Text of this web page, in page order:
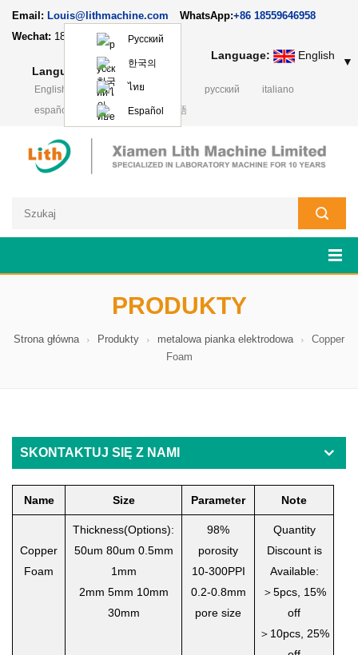
Email: Louis@lithmachine.com WhatsApp:+86 18559646958
Wechat: 18659217588
Language: English ▼
Language: English
Русский
한국의
ไทย
Español
English français русский
italiano
español
português 日本語
PRODUKTY
Strona główna Produkty metalowa pianka elektrodowa
Copper
Foam
SKONTAKTUJ SIĘ Z NAMI
Name Size Parameter Note
Copper
Foam
Thickness(Options):
50um 80um 0.5mm
1mm
2mm 5mm 10mm
30mm
98%
porosity
10-300PPI
0.2-0.8mm
pore size
Quantity
Discount is
Available:
＞5pcs, 15%
off
＞ 10pcs, 25%